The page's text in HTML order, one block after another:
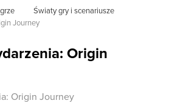
Światy gry i scenariusze
Journey
Origin
Origin Journey